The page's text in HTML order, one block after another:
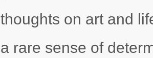
thoughts on art and
a rare sense of